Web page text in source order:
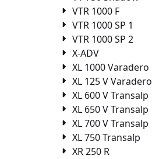
VTR 1000 F
VTR 1000 SP 1
VTR 1000 SP 2
X-ADV
XL 1000 Varadero
XL 125 V Varadero
XL 600 V Transalp
XL 650 V Transalp
XL 700 V Transalp
XL 750 Transalp
XR 250 R